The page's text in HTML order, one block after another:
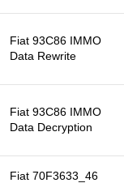
Fiat 93C86 IMMO
Data Rewrite
Fiat 93C86 IMMO
Data Decryption
Fiat 70F3633_46